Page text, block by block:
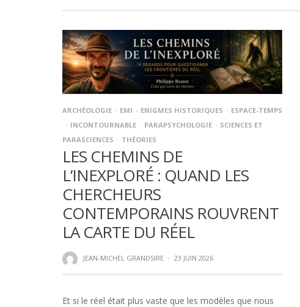
ARCHÉOLOGIE EMI ENIGMES HISTORIQUES
ESPACE-TEMPS
INCONTOURNABLE
PARAPSYCHOLOGIE
SCIENCES ET
PARASCIENCES
THÉORIES
LES CHEMINS DE
L’INEXPLORÉ : QUAND LES
CHERCHEURS
CONTEMPORAINS ROUVRENT
LA CARTE DU RÉEL
JEAN-MICHEL GRANDSIRE · 23 JUIN 2026
Et si le réel était plus vaste que les modèles que nous